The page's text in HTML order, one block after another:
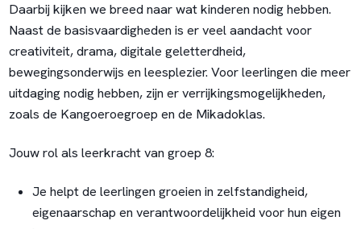
Daarbij kijken we breed naar wat kinderen nodig hebben.
Naast de basisvaardigheden is er veel aandacht voor
creativiteit, drama, digitale geletterdheid,
bewegingsonderwijs en leesplezier. Voor leerlingen die meer
uitdaging nodig hebben, zijn er verrijkingsmogelijkheden,
zoals de Kangoeroegroep en de Mikadoklas.
Jouw rol als leerkracht van groep 8:
Je helpt de leerlingen groeien in zelfstandigheid,
eigenaarschap en verantwoordelijkheid voor hun eigen